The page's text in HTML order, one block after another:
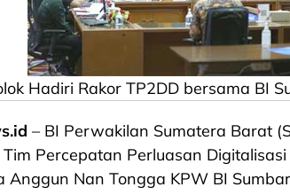
Hadiri Rakor TP2DD bersama BI
– BI Perwakilan Sumatera Barat
Percepatan Perluasan
Anggun Nan Tongga KPW BI